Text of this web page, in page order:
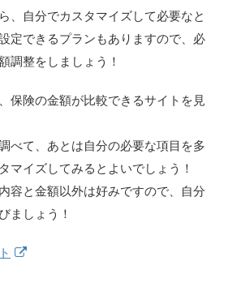
、自分でカスタマイズして必要なと
定できるプランもありますので、必
調整をしましょう！
保険の金額が比較できるサイトを見
べて、あとは自分の必要な項目を多
マイズしてみるとよいでしょう！
容と金額以外は好みですので、自分
ましょう！